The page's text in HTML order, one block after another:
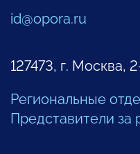
id@opora.ru
127473, г. Москва,
Региональные
Представители за